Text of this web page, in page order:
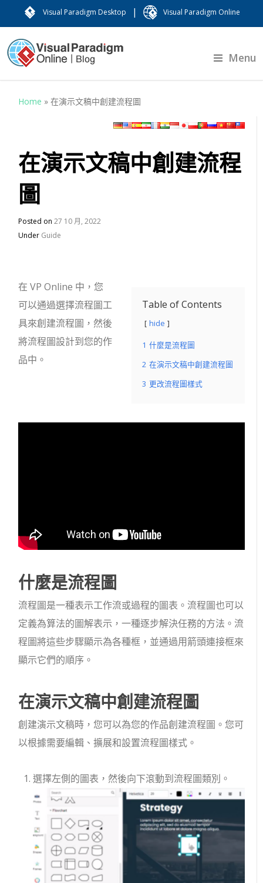
Visual Paradigm Desktop | Visual Paradigm Online
Menu
Home »在演示文稿中創建流程圖
在演示文稿中創建流程
圖
Posted on27 10 月, 2022
Under Guide
Table of Contents
hide
1 什麼是流程圖
2 在演示文稿中創建流程圖
3 更改流程圖樣式
在 VP Online 中，您
可以通過選擇流程圖工
具來創建流程圖，然後
將流程圖設計到您的作
品中。
什麼是流程圖
流程圖是一種表示工作流或過程的圖表。流程圖也可以
定義為算法的圖解表示，一種逐步解決任務的方法。流
程圖將這些步驟顯示為各種框，並通過用箭頭連接框來
顯示它們的順序。
在演示文稿中創建流程圖
創建演示文稿時，您可以為您的作品創建流程圖。您可
以根據需要編輯、擴展和設置流程圖樣式。
選擇左側的圖表，然後向下滾動到流程圖類別。